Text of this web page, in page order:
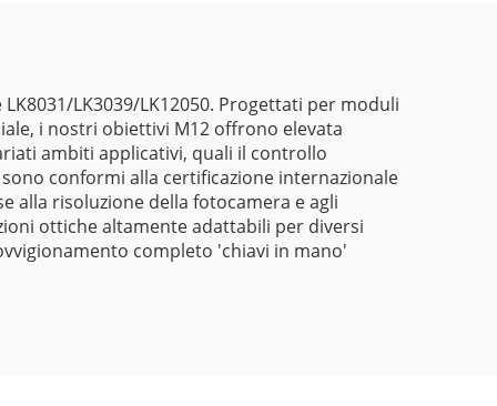
LK3039/LK12050. Progettati per moduli
i nostri obiettivi M12 offrono elevata
ambiti applicativi, quali il controllo
conformi alla certificazione internazionale
alla risoluzione della fotocamera e agli
ottiche altamente adattabili per diversi
completo 'chiavi in mano'